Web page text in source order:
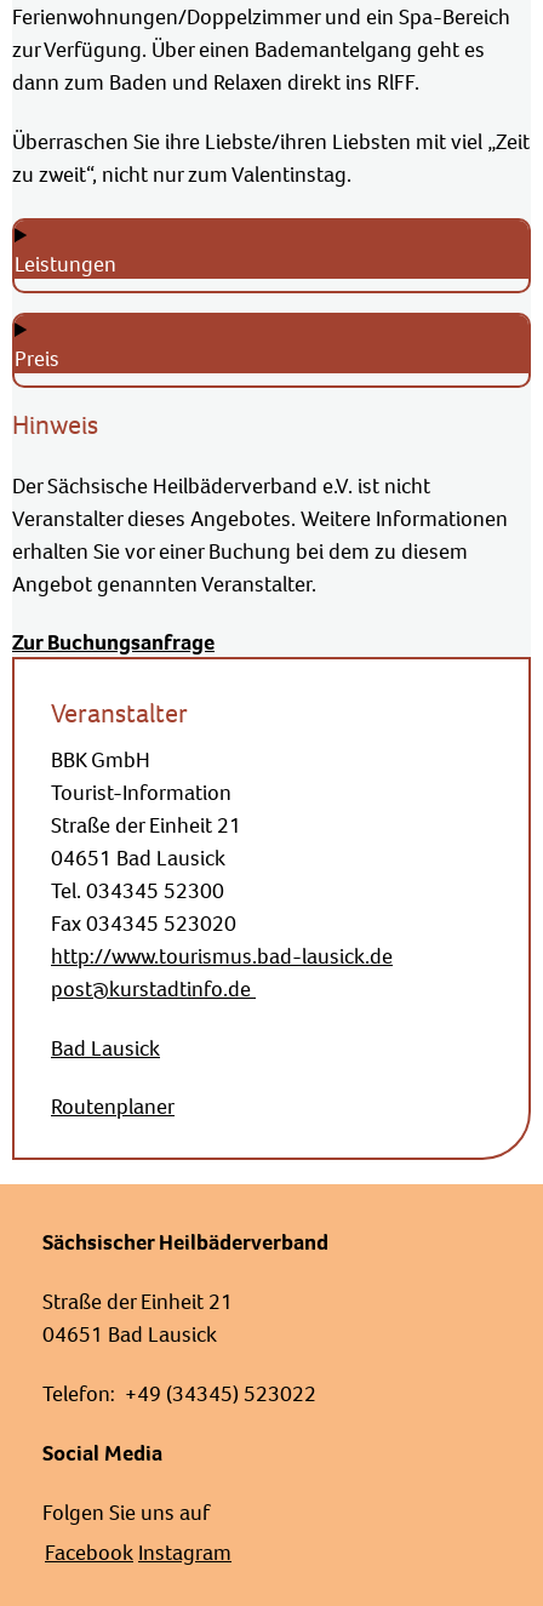
Ferienwohnungen/Doppelzimmer und ein Spa-Bereich
zur Verfügung. Über einen Bademantelgang geht es
dann zum Baden und Relaxen direkt ins RlFF.
Überraschen Sie ihre Liebste/ihren Liebsten mit viel „Zeit
zu zweit“, nicht nur zum Valentinstag.
Leistungen
Preis
Hinweis
Der Sächsische Heilbäderverband e.V. ist nicht
Veranstalter dieses Angebotes. Weitere Informationen
erhalten Sie vor einer Buchung bei dem zu diesem
Angebot genannten Veranstalter.
Zur Buchungsanfrage
Veranstalter
BBK GmbH
Tourist-Information
Straße der Einheit 21
04651 Bad Lausick
Tel. 034345 52300
Fax 034345 523020
http://www.tourismus.bad-lausick.de
post@kurstadtinfo.de
Bad Lausick
Routenplaner
Sächsischer Heilbäderverband
Straße der Einheit 21
04651 Bad Lausick
Telefon: +49 (34345) 523022
Social Media
Folgen Sie uns auf
Facebook Instagram